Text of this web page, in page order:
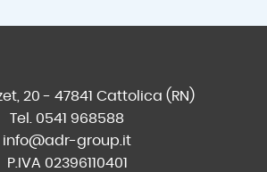
20 - 47841 Cattolica (RN)
Tel. 0541 968588
info@adr-group.it
P.IVA 02396110401